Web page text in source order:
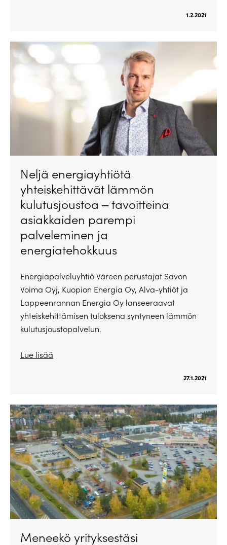
1.2.2021
Neljä energiayhtiötä
yhteiskehittävät lämmön
kulutusjoustoa ‒ tavoitteina
asiakkaiden parempi
palveleminen ja
energiatehokkuus
Energiapalveluyhtiö Väreen perustajat Savon
Voima Oyj, Kuopion Energia Oy, Alva-yhtiöt ja
Lappeenrannan Energia Oy lanseeraavat
yhteiskehittämisen tuloksena syntyneen lämmön
kulutusjoustopalvelun.
Lue lisää
27.1.2021
Meneekö yrityksestäsi